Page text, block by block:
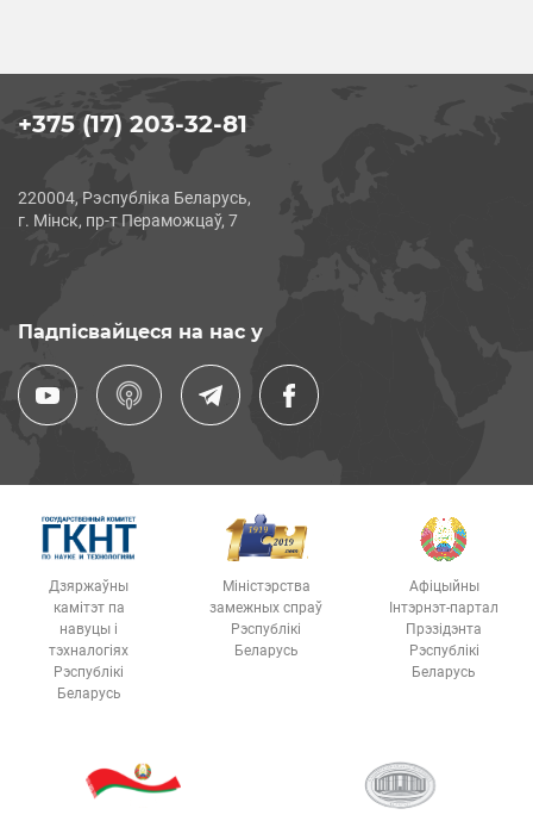
+375 (17) 203-32-81
220004, Рэспубліка Беларусь,
г. Мінск, пр-т Пераможцаў, 7
Падпісвайцеся на нас у
Дзяржаўны
камітэт па
навуцы і
тэхналогіях
Рэспублікі
Беларусь
Міністэрства
замежных спраў
Рэспублікі
Беларусь
Афіцыйны
Інтэрнэт-партал
Прэзідэнта
Рэспублікі
Беларусь